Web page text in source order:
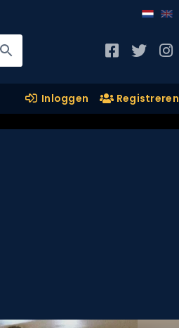
Inloggen Registreren